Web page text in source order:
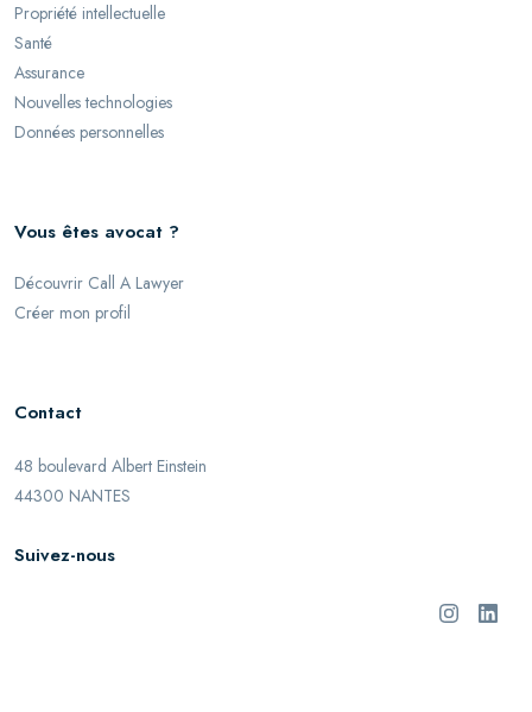
Propriété intellectuelle
Santé
Assurance
Nouvelles technologies
Données personnelles
Vous êtes avocat ?
Découvrir Call A Lawyer
Créer mon profil
Contact
48 boulevard Albert Einstein
44300 NANTES
Suivez-nous